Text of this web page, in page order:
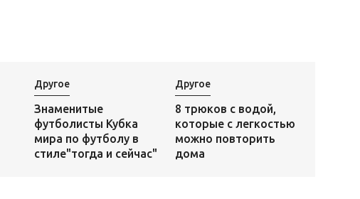
Другое
Знаменитые
футболисты Кубка
мира по футболу в
стиле"тогда и сейчас"
Другое
8 трюков с водой,
которые с легкостью
можно повторить
дома